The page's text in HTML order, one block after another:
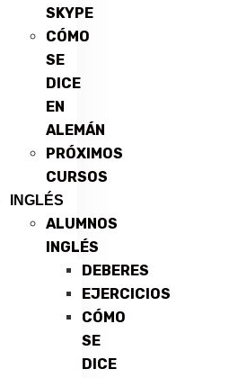
SKYPE
CÓMO
SE
DICE
EN
ALEMÁN
PRÓXIMOS
CURSOS
INGLÉS
ALUMNOS
INGLÉS
DEBERES
EJERCICIOS
CÓMO
SE
DICE